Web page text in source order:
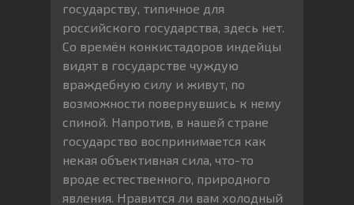
государству, типичное для
российского государства, здесь нет.
Со времён конкистадоров индейцы
видят в государстве чуждую
враждебную силу и живут, по
возможности повернувшись к нему
спиной. Напротив, в нашей стране
государство воспринимается как
некая объективная сила, что-то
вроде естественного, природного
явления. Нравится ли вам холодный